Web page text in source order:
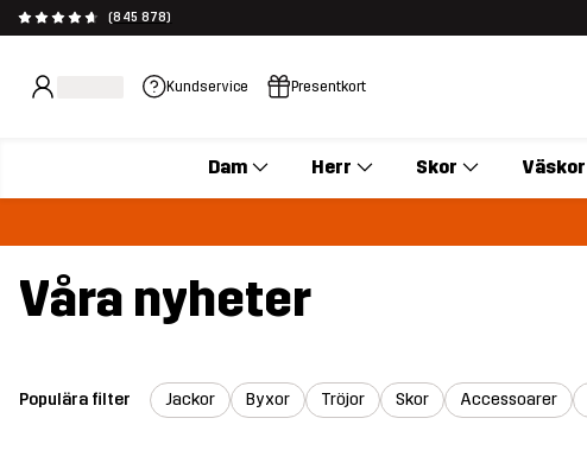
(845 878)
Kundservice Presentkort
Dam Herr Skor Väskor
Våra nyheter
Populära filter Jackor Byxor Tröjor Skor Accessoarer